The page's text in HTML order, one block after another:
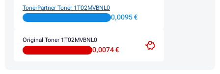
TonerPartner Toner 1T02MVBNL0
0,0095 €
Original Toner 1T02MVBNL0
0,0074 €